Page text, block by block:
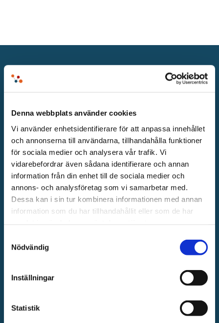
Denna webbplats använder cookies
Vi använder enhetsidentifierare för att anpassa innehållet
och annonserna till användarna, tillhandahålla funktioner
för sociala medier och analysera vår trafik. Vi
vidarebefordrar även sådana identifierare och annan
information från din enhet till de sociala medier och
annons- och analysföretag som vi samarbetar med.
Dessa kan i sin tur kombinera informationen med annan
information som du har tillhandahållit eller som de har
Nödvändig
Inställningar
Statistik
PRODUKTER
Catalog
Models
Registry
Terms
Workbench
RESURSER
Nyheter
&